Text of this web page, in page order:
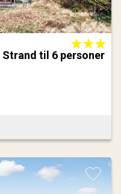
til 6 personer